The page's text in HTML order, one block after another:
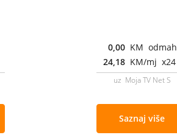
0,00 KM odmah
24,18 KM/mj x24
uz Moja TV Net S
Saznaj više